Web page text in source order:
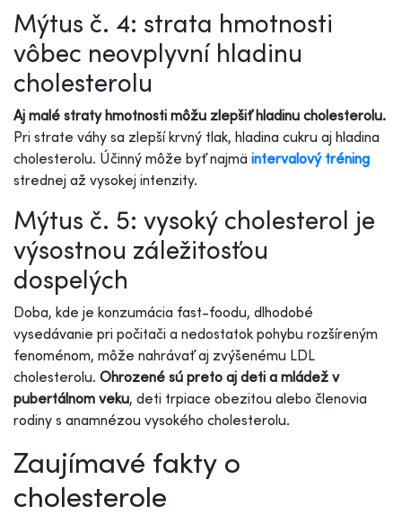
Mýtus č. 4: strata hmotnosti
vôbec neovplyvní hladinu
cholesterolu
Aj malé straty hmotnosti môžu zlepšiť hladinu cholesterolu.
Pri strate váhy sa zlepší krvný tlak, hladina cukru aj hladina
cholesterolu. Účinný môže byť najmä intervalový tréning
strednej až vysokej intenzity.
Mýtus č. 5: vysoký cholesterol je
výsostnou záležitosťou
dospelých
Doba, kde je konzumácia fast-foodu, dlhodobé
vysedávanie pri počitači a nedostatok pohybu rozšíreným
fenoménom, môže nahrávať aj zvýšenému LDL
cholesterolu. Ohrozené sú preto aj deti a mládež v
pubertálnom veku, deti trpiace obezitou alebo členovia
rodiny s anamnézou vysokého cholesterolu.
Zaujímavé fakty o
cholesterole